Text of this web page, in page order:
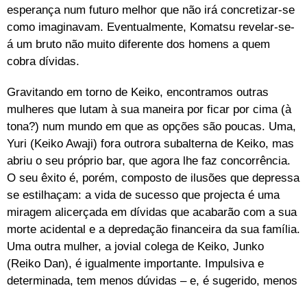
esperança num futuro melhor que não irá concretizar-se
como imaginavam. Eventualmente, Komatsu revelar-se-
á um bruto não muito diferente dos homens a quem
cobra dívidas.
Gravitando em torno de Keiko, encontramos outras
mulheres que lutam à sua maneira por ficar por cima (à
tona?) num mundo em que as opções são poucas. Uma,
Yuri (Keiko Awaji) fora outrora subalterna de Keiko, mas
abriu o seu próprio bar, que agora lhe faz concorrência.
O seu êxito é, porém, composto de ilusões que depressa
se estilhaçam: a vida de sucesso que projecta é uma
miragem alicerçada em dívidas que acabarão com a sua
morte acidental e a depredação financeira da sua família.
Uma outra mulher, a jovial colega de Keiko, Junko
(Reiko Dan), é igualmente importante. Impulsiva e
determinada, tem menos dúvidas – e, é sugerido, menos